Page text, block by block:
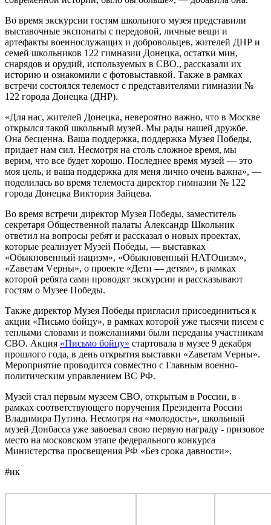
Во время экскурсии гостям школьного музея представили
выставочные экспонаты с передовой, личные вещи и
артефакты военнослужащих и добровольцев, жителей ДНР и
семей школьников 122 гимназии Донецка, остатки мин,
снарядов и орудий, используемых в СВО., рассказали их
историю и ознакомили с фотовыставкой. Также в рамках
встречи состоялся телемост с представителями гимназии №
122 города Донецка (ДНР).
«Для нас, жителей Донецка, невероятно важно, что в Москве
открылся такой школьный музей. Мы рады нашей дружбе.
Она бесценна. Ваша поддержка, поддержка Музея Победы,
придает нам сил. Несмотря на столь сложное время, мы
верим, что все будет хорошо. Последнее время музей — это
моя цель, и ваша поддержка для меня лично очень важна», —
поделилась во время телемоста директор гимназии № 122
города Донецка Виктория Зайцева.
Во время встречи директор Музея Победы, заместитель
секретаря Общественной палаты Александр Школьник
ответил на вопросы ребят и рассказал о новых проектах,
которые реализует Музей Победы, — выставках
«Обыкновенный нацизм», «Обыкновенный НАТОцизм»,
«Zаветам Vерны», о проекте «Дети — детям», в рамках
которой ребята сами проводят экскурсии и рассказывают
гостям о Музее Победы.
Также директор Музея Победы пригласил присоединиться к
акции «Письмо бойцу», в рамках которой уже тысячи писем с
теплыми словами и пожеланиями были переданы участникам
СВО. Акция «Письмо бойцу» стартовала в музее 9 декабря
прошлого года, в день открытия выставки «Zаветам Vерны».
Мероприятие проводится совместно с Главным военно-
политическим управлением ВС РФ.
Музей стал первым музеем СВО, открытым в России, в
рамках соответствующего поручения Президента России
Владимира Путина. Несмотря на «молодость», школьный
музей Донбасса уже завоевал свою первую награду - призовое
место на московском этапе федерального конкурса
Министерства просвещения РФ «Без срока давности».
#ик